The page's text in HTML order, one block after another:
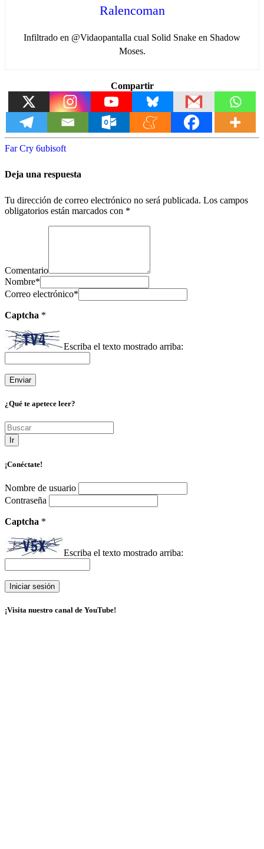
Ralencoman
Infiltrado en @Vidaopantalla cual Solid Snake en Shadow
Moses.
Compartir
Far Cry 6ubisoft
Deja una respuesta
Tu dirección de correo electrónico no será publicada. Los campos
obligatorios están marcados con *
Comentario
Nombre*
Correo electrónico*
Captcha *
Escriba el texto mostrado arriba:
¿Qué te apetece leer?
Ir
¡Conéctate!
Nombre de usuario
Contraseña
Captcha *
Escriba el texto mostrado arriba:
¡Visita nuestro canal de YouTube!